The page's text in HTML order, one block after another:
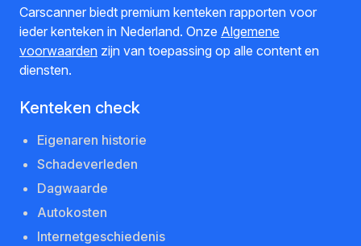
Carscanner biedt premium kenteken rapporten voor
ieder kenteken in Nederland. Onze Algemene
voorwaarden zijn van toepassing op alle content en
diensten.
Kenteken check
Eigenaren historie
Schadeverleden
Dagwaarde
Autokosten
Internetgeschiedenis